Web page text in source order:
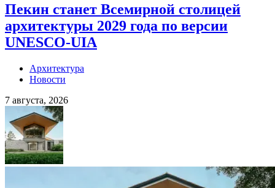
Пекин станет Всемирной столицей
архитектуры 2029 года по версии
UNESCO-UIA
Архитектура
Новости
7 августа, 2026